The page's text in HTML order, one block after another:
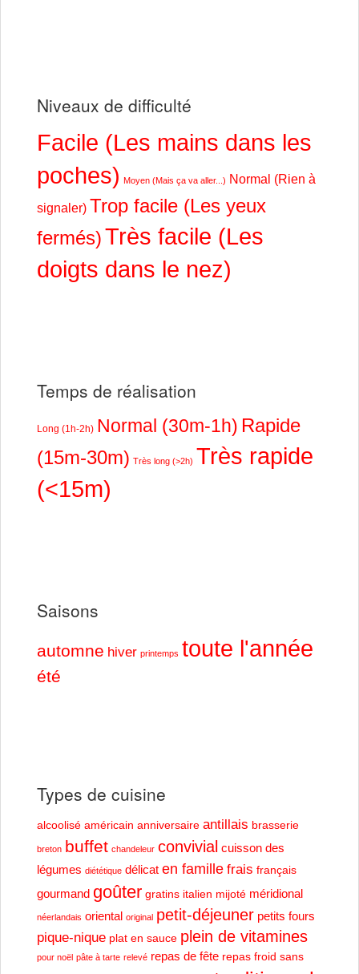
Niveaux de difficulté
Facile (Les mains dans les
poches) Moyen (Mais ça va aller...) Normal (Rien à
signaler) Trop facile (Les yeux
fermés)Très facile (Les
doigts dans le nez)
Temps de réalisation
Long (1h-2h) Normal (30m-1h) Rapide
(15m-30m) Très long (>2h) Très rapide
(<15m)
Saisons
automne hiver printemps toute l'année
été
Types de cuisine
alcoolisé américain anniversaire antillais brasserie
breton buffet chandeleur convivial cuisson des
légumes diététique délicat en famille frais français
gourmand goûter gratins italien mijoté méridional
néerlandais oriental original petit-déjeuner petits fours
pique-nique plat en sauce plein de vitamines
pour noël pâte à tarte relevé repas de fête repas froid sans